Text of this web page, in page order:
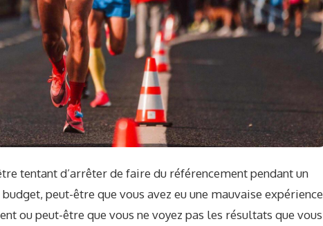
tentant d’arrêter de faire du référencement pendant un
peut-être que vous avez eu une mauvaise expérience
ou peut-être que vous ne voyez pas les résultats que vous